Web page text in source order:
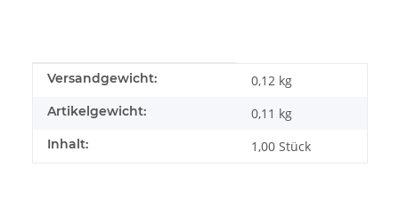
Produkteigenschaft
Wert
Versandgewicht: 0,12 kg
Artikelgewicht: 0,11 kg
Inhalt: 1,00 Stück